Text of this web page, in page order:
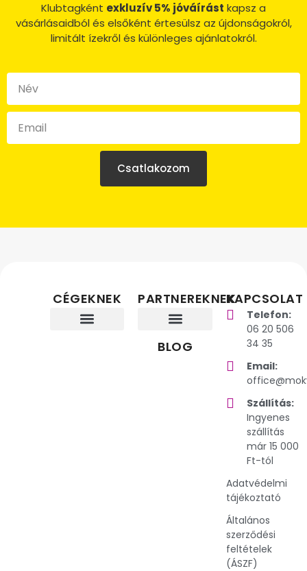
Klubtagként exkluzív 5% jóváírást kapsz a
vásárlásaidból és elsőként értesülsz az újdonságokról,
limitált ízekről és különleges ajánlatokról.
Csatlakozom
CÉGEKNEK PARTNEREKNEK
BLOG
KAPCSOLAT
Telefon:
06 20 506
34 35
Email:
Szállítás:
Ingyenes
szállítás
már 15 000
Ft-tól
Adatvédelmi
tájékoztató
Általános
szerződési
feltételek
(ÁSZF)